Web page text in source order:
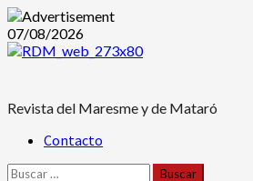
Saltar
al
07/08/2026
Revista del Maresme y de Mataró
Menú Contacto
Buscar: